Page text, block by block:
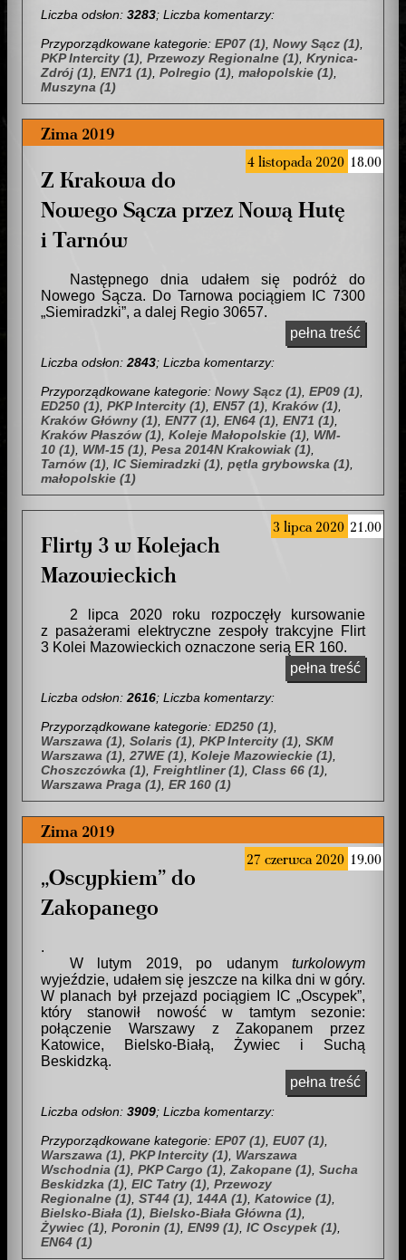
Liczba odsłon: 3283; Liczba komentarzy:
Przyporządkowane kategorie: EP07 (1) Nowy Sącz (1)
PKP Intercity (1) Przewozy Regionalne (1) Krynica-
Zdrój (1) EN71 (1) Polregio (1) małopolskie (1)
Muszyna (1)
Zima 2019
4 listopada 2020 18.00
Z Krakowa do
Nowego Sącza przez Nową Hutę
i Tarnów
Następnego dnia udałem się podróż do
Nowego Sącza. Do Tarnowa pociągiem IC 7300
Siemiradzki , a dalej Regio 30657.
pełna treść
Liczba odsłon: 2843; Liczba komentarzy:
Przyporządkowane kategorie: Nowy Sącz (1) EP09 (1)
ED250 (1) PKP Intercity (1) EN57 (1) Kraków (1)
Kraków Główny (1) EN77 (1) EN64 (1) EN71 (1)
Kraków Płaszów (1) Koleje Małopolskie (1) WM-
10 (1) WM-15 (1) Pesa 2014N Krakowiak (1)
Tarnów (1) IC Siemiradzki (1) pętla grybowska (1)
małopolskie (1)
3 lipca 2020 21.00
Flirty 3 w Kolejach
Mazowieckich
2 lipca 2020 roku rozpoczęły kursowanie
z pasażerami elektryczne zespoły trakcyjne Flirt
3 Kolei Mazowieckich oznaczone serią ER 160.
pełna treść
Liczba odsłon: 2616; Liczba komentarzy:
Przyporządkowane kategorie: ED250 (1)
Warszawa (1) Solaris (1) PKP Intercity (1) SKM
Warszawa (1) 27WE (1) Koleje Mazowieckie (1)
Choszczówka (1) Freightliner (1) Class 66 (1)
Warszawa Praga (1) ER 160 (1)
Zima 2019
27 czerwca 2020 19.00
Oscypkiem do
Zakopanego
.
W lutym 2019, po udanym turkolowym
wyjeździe, udałem się jeszcze na kilka dni w góry.
W planach był przejazd pociągiem IC
Oscypek ,
który stanowił nowość w tamtym sezonie:
połączenie Warszawy z Zakopanem przez
Katowice, Bielsko-Białą, Żywiec i Suchą
Beskidzką.
pełna treść
Liczba odsłon: 3909; Liczba komentarzy:
Przyporządkowane kategorie: EP07 (1) EU07 (1)
Warszawa (1) PKP Intercity (1) Warszawa
Wschodnia (1) PKP Cargo (1) Zakopane (1) Sucha
Beskidzka (1) EIC Tatry (1) Przewozy
Regionalne (1) ST44 (1) 144A (1) Katowice (1)
Bielsko-Biała (1) Bielsko-Biała Główna (1)
Żywiec (1) Poronin (1) EN99 (1) IC Oscypek (1)
EN64 (1)